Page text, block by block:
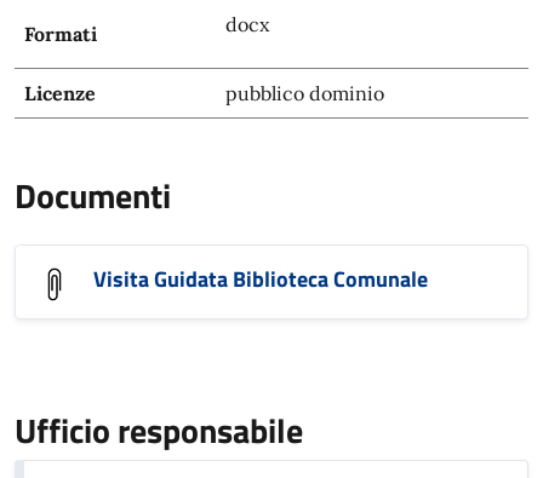
Formati docx
Licenze pubblico dominio
Documenti
Visita Guidata Biblioteca Comunale
Ufficio responsabile